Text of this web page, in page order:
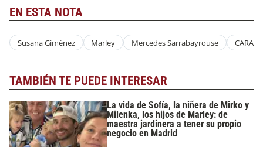
EN ESTA NOTA
Susana Giménez Marley Mercedes Sarrabayrouse CARAS
TAMBIÉN TE PUEDE INTERESAR
La vida de Sofía, la niñera de Mirko y
Milenka, los hijos de Marley: de
maestra jardinera a tener su propio
negocio en Madrid